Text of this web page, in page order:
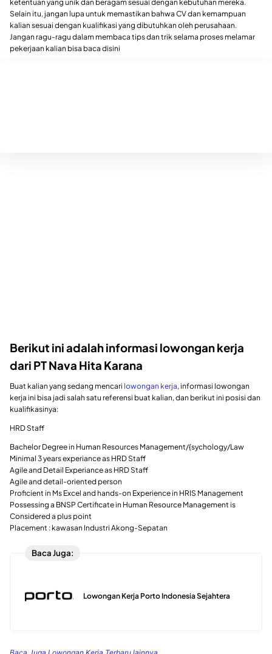
ketentuan yang unik dan beragam sesuai dengan kebutuhan mereka.
Selain itu, jangan lupa untuk memastikan bahwa CV dan kemampuan
kalian sesuai dengan kualifikasi yang dibutuhkan oleh perusahaan.
Jangan ragu-ragu dalam membaca tips dan trik selama proses melamar
pekerjaan kalian bisa baca disini
Berikut ini adalah informasi lowongan kerja
dari PT Nava Hita Karana
Buat kalian yang sedang mencari lowongan kerja, informasi lowongan
kerja ini bisa jadi salah satu referensi buat kalian, dan berikut ini posisi dan
kualifikasinya:
HRD Staff
Bachelor Degree in Human Resources Management/{sychology/Law
Minimal 3 years experiance as HRD Staff
Agile and Detail Experiance as HRD Staff
Agile and detail-oriented person
Proficient in Ms Excel and hands-on Experience in HRIS Management
Possessing a BNSP Certificate in Human Resource Management is
Considered a plus point
Placement : kawasan Industri Akong-Sepatan
Baca Juga:
Lowongan Kerja Porto Indonesia Sejahtera